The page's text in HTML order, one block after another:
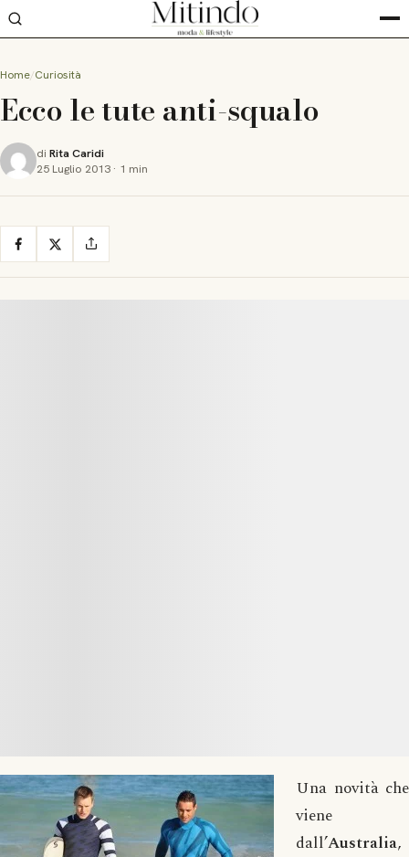
Home Curiosità
Ecco le tute anti-squalo
di Rita Caridi
25 Luglio 2013 · 1 min
Una novità che
viene
dall’Australia,